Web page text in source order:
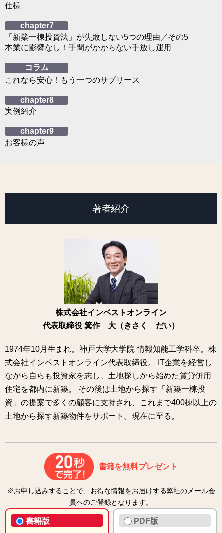
仕様
chapter7
「新築一棟投資法」が失敗しない5つの理由／その5
本業に影響なし！手間がかからない手放し運用
コラム
これなら安心！もう一つのサブリース
chapter8
実例紹介
chapter9
お客様の声
著者紹介
株式会社インベストオンライン
代表取締役 箕作 大（きさく だい）
1974年10月生まれ。神戸大学大学院 情報知能工学科卒。株
式会社インベストオンライン代表取締役。 IT企業を経営し
ながら自らも投資家を志し、土地探しから始めた賃貸併用
住宅を都内に新築。 その後は土地から探す「新築一棟投
資」の提案で多くの顧客に支持され、これまで400棟以上の
土地から探す新築物件をサポート。現在に至る。
書籍を無料プレゼント
※お申し込みすることで、お得な情報をお届けする弊社のメール会
員へのご登録となります。
書籍版 PDF版